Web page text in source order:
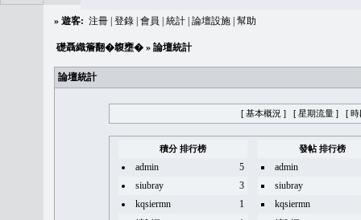
» 遊客: 注冊 登錄 會員 統計 論壇設施 幫助
礎聶織簷翻�䪖壅� » 論壇統計
論壇統計
[ 基本概況 ] [ 星期流量 ] [ 時
積分 排行榜 發帖 排行榜
admin 5
admin
siubray
3
siubray
kqsiermn
1
kqsiermn